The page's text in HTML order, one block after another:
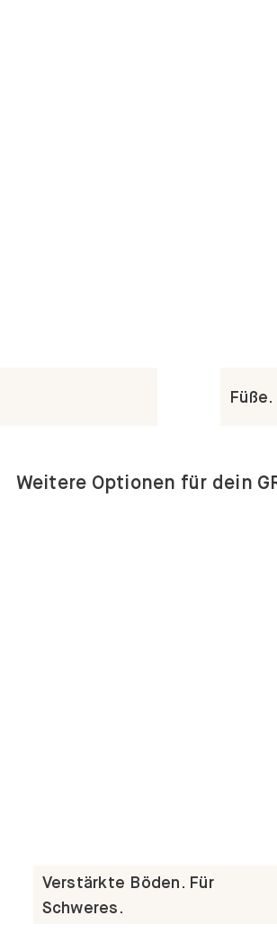
Weitere Optionen für dein
Verstärkte Böden. Für
Schweres.